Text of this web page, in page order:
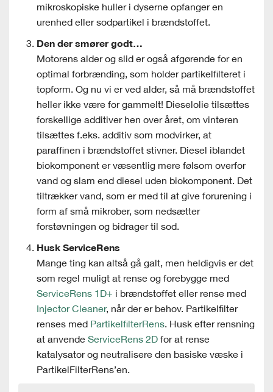
mikroskopiske huller i dyserne opfanger en
urenhed eller sodpartikel i brændstoffet.
Den der smører godt…
Motorens alder og slid er også afgørende for en
optimal forbrænding, som holder partikelfilteret i
topform. Og nu vi er ved alder, så må brændstoffet
heller ikke være for gammelt! Dieselolie tilsættes
forskellige additiver hen over året, om vinteren
tilsættes f.eks. additiv som modvirker, at
paraffinen i brændstoffet stivner. Diesel iblandet
biokomponent er væsentlig mere følsom overfor
vand og slam end diesel uden biokomponent. Det
tiltrækker vand, som er med til at give forurening i
form af små mikrober, som nedsætter
forstøvningen og bidrager til sod.
Husk ServiceRens
Mange ting kan altså gå galt, men heldigvis er det
som regel muligt at rense og forebygge med
ServiceRens 1D+ i brændstoffet eller rense med
Injector Cleaner, når der er behov. Partikelfilter
renses med PartikelfilterRens. Husk efter rensning
at anvende ServiceRens 2D for at rense
katalysator og neutralisere den basiske væske i
PartikelFilterRens’en.